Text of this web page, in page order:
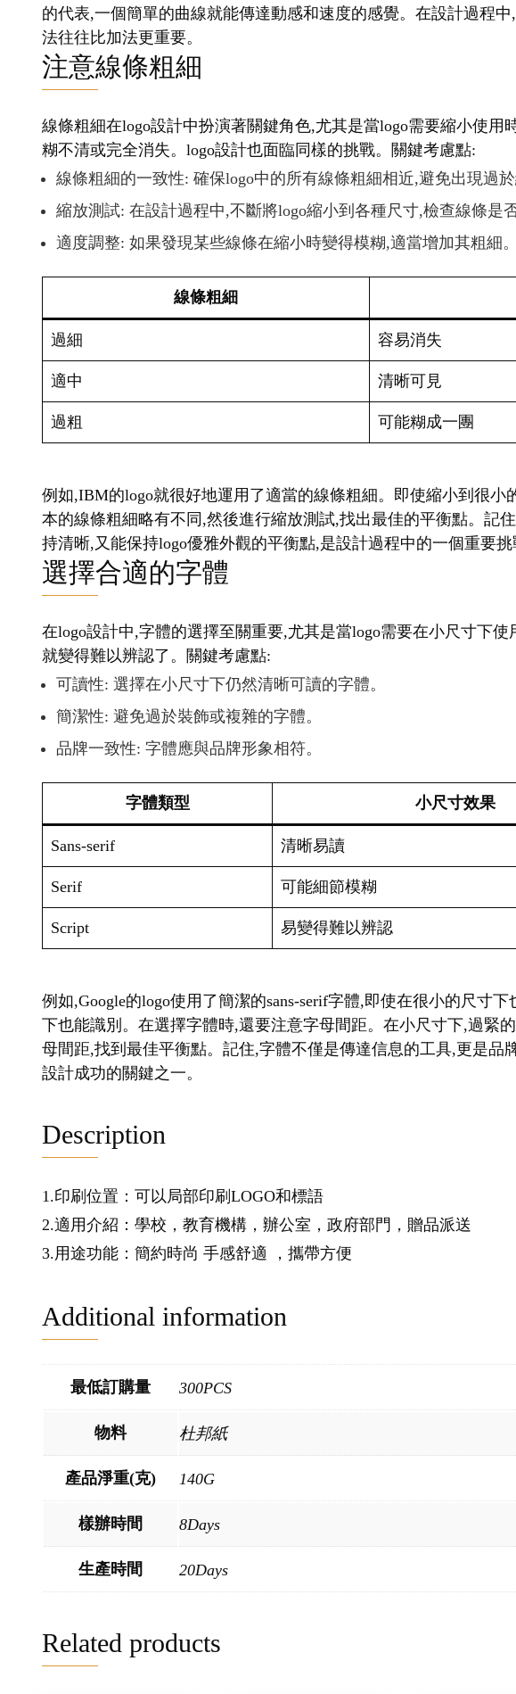
的代表,一個簡單的曲線就能傳達動感和速度的感覺。在設計過程
法往往比加法更重要。
注意線條粗細
線條粗細在logo設計中扮演著關鍵角色,尤其是當logo需要縮小使
糊不清或完全消失。logo設計也面臨同樣的挑戰。關鍵考慮點:
線條粗細的一致性: 確保logo中的所有線條粗細相近,避免出現過於
縮放測試: 在設計過程中,不斷將logo縮小到各種尺寸,檢查線條是
適度調整: 如果發現某些線條在縮小時變得模糊,適當增加其粗細。
線條粗細
過細 容易消失
適中 清晰可見
過粗 可能糊成一團
例如,IBM的logo就很好地運用了適當的線條粗細。即使縮小到很
本的線條粗細略有不同,然後進行縮放測試,找出最佳的平衡點。記
持清晰,又能保持logo優雅外觀的平衡點,是設計過程中的一個重要挑
選擇合適的字體
在logo設計中,字體的選擇至關重要,尤其是當logo需要在小尺寸下
就變得難以辨認了。關鍵考慮點:
可讀性: 選擇在小尺寸下仍然清晰可讀的字體。
簡潔性: 避免過於裝飾或複雜的字體。
品牌一致性: 字體應與品牌形象相符。
字體類型 小尺寸效果
Sans-serif 清晰易讀
Serif 可能細節模糊
Script 易變得難以辨認
例如,Google的logo使用了簡潔的sans-serif字體,即使在很小的尺寸
下也能識別。在選擇字體時,還要注意字母間距。在小尺寸下,過緊
母間距,找到最佳平衡點。記住,字體不僅是傳達信息的工具,更是
設計成功的關鍵之一。
Description
1.印刷位置：可以局部印刷LOGO和標語
2.適用介紹：學校，教育機構，辦公室，政府部門，贈品派送
3.用途功能：簡約時尚 手感舒適 ，攜帶方便
Additional information
最低訂購量 300PCS
物料 杜邦紙
產品淨重(克) 140G
樣辦時間 8Days
生產時間 20Days
Related products